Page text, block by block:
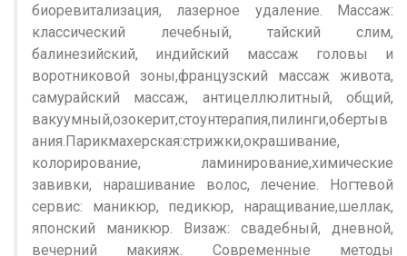
биоревитализация, лазерное удаление. Массаж:
классический лечебный, тайский слим,
балинезийский, индийский массаж головы и
воротниковой зоны,французский массаж живота,
самурайский массаж, антицеллюлитный, общий,
вакуумный,озокерит,стоунтерапия,пилинги,обертыв
ания.Парикмахерская:стрижки,окрашивание,
колорирование, ламинирование,химические
завивки, нарашивание волос, лечение. Ногтевой
сервис: маникюр, педикюр, наращивание,шеллак,
японский маникюр. Визаж: свадебный, дневной,
вечерний макияж. Современные методы